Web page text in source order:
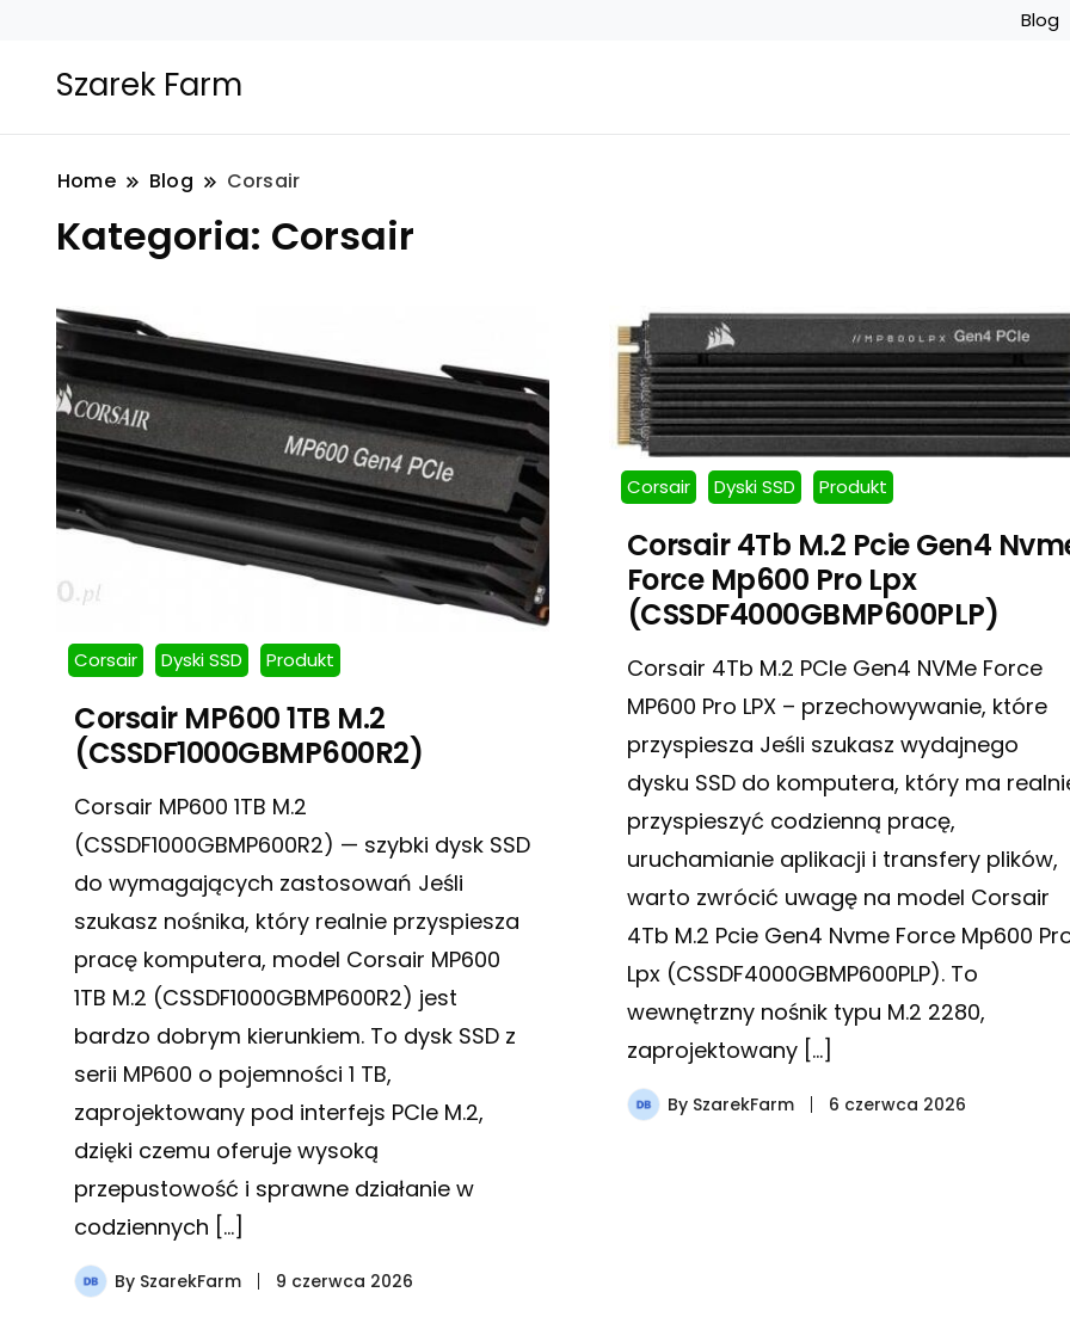
Blog
Szarek Farm
Home Blog Corsair
Kategoria: Corsair
Corsair Dyski SSD Produkt
Corsair MP600 1TB M.2
(CSSDF1000GBMP600R2)
Corsair MP600 1TB M.2
(CSSDF1000GBMP600R2) — szybki dysk SSD
do wymagających zastosowań Jeśli
szukasz nośnika, który realnie przyspiesza
pracę komputera, model Corsair MP600
1TB M.2 (CSSDF1000GBMP600R2) jest
bardzo dobrym kierunkiem. To dysk SSD z
serii MP600 o pojemności 1 TB,
zaprojektowany pod interfejs PCIe M.2,
dzięki czemu oferuje wysoką
przepustowość i sprawne działanie w
codziennych […]
By SzarekFarm 9 czerwca 2026
Corsair Dyski SSD Produkt
Corsair 4Tb M.2 Pcie Gen4
Force Mp600 Pro Lpx
(CSSDF4000GBMP600PLP)
Corsair 4Tb M.2 PCIe Gen4 NVMe Force
MP600 Pro LPX – przechowywanie, które
przyspiesza Jeśli szukasz wydajnego
dysku SSD do komputera, który ma
przyspieszyć codzienną pracę,
uruchamianie aplikacji i transfery plików,
warto zwrócić uwagę na model Corsair
4Tb M.2 Pcie Gen4 Nvme Force Mp600
Lpx (CSSDF4000GBMP600PLP). To
wewnętrzny nośnik typu M.2 2280,
zaprojektowany […]
By SzarekFarm 6 czerwca 2026